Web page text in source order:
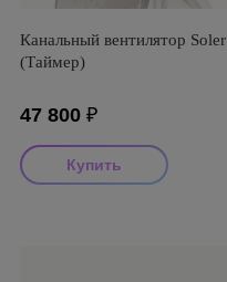
Канальный вентилятор
(Таймер)
47 800 ₽